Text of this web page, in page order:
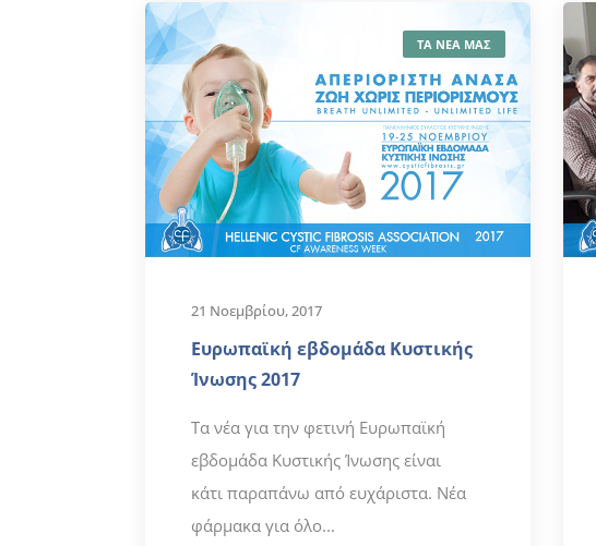
ΤΑ ΝΕΑ ΜΑΣ
21 Νοεμβρίου, 2017
Ευρωπαϊκή εβδομάδα Κυστικής
Ίνωσης 2017
Τα νέα για την φετινή Ευρωπαϊκή
εβδομάδα Κυστικής Ίνωσης είναι
κάτι παραπάνω από ευχάριστα. Νέα
φάρμακα για όλο...